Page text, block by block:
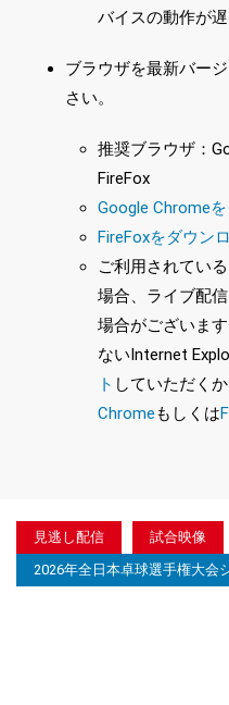
バイスの動作が
ブラウザを最新バー
さい。
推奨ブラウザ：
FireFox
Google Chrome
FireFoxをダウン
ご利用されてい
場合、ライブ配
場合がございま
ないInternet
ト していただく
Chromeもしくは
見逃し配信
試合映像
2026年全日本卓球選手権大会